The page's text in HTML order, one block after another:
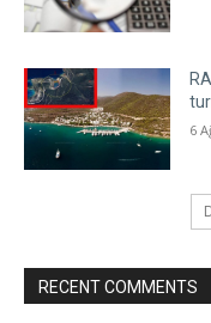
6
RECENT COMMENTS